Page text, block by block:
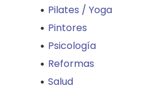
Pilates / Yoga
Pintores
Psicología
Reformas
Salud